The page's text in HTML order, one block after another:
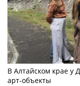
В Алтайском крае
арт-объекты